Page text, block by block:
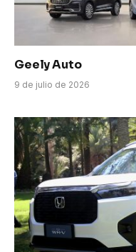
Geely Auto
9 de julio de 2026